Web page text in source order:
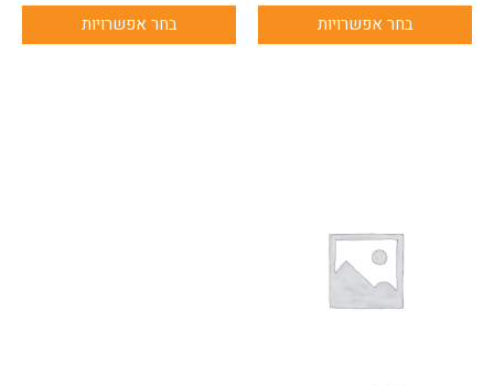
בחר אפשרויות בחר אפשרויות
מספר
סוגים.
לבחור